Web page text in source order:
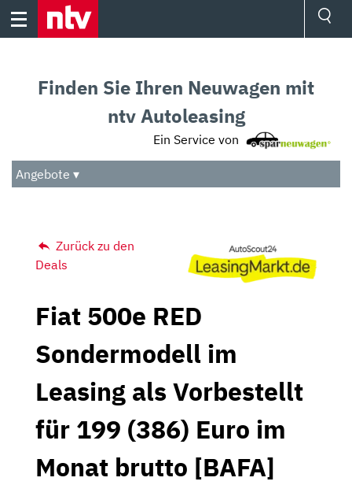
Skip
Audio
Das Beste
Finden Sie Ihren Neuwagen mit
ntv Autoleasing
Ein Service von
Angebote ▾
Zurück zu den
Deals
Fiat 500e RED
Sondermodell im
Leasing als Vorbestellt
für 199 (386) Euro im
Monat brutto [BAFA]